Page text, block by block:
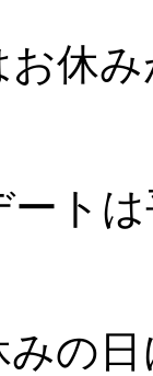
お休
ート
みの